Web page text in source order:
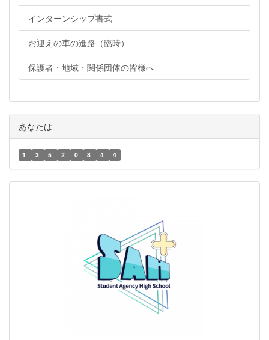
インターンシップ書式
お迎えの車の進路（臨時）
保護者・地域・関係団体の皆様へ
あなたは
1 3 5 2 0 8 4 4